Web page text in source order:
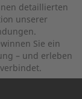
detaillierten
unserer
Sie ein
– und erleben